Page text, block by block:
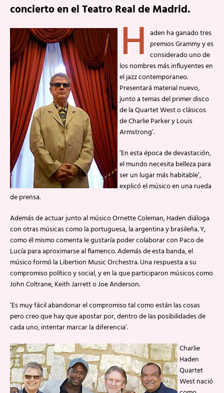
concierto en el Teatro Real de Madrid.
H aden ha ganado tres
premios Grammy y es
considerado uno de
los nombres más influyentes en
el jazz contemporaneo.
Presentará material nuevo,
junto a temas del primer disco
de la Quartet West o clásicos
de Charlie Parker y Louis
Armstrong’.
‘En esta época de devastación,
el mundo necesita belleza para
ser un lugar más habitable’,
explicó el músico en una rueda
de prensa.
Además de actuar junto al músico Ornette Coleman, Haden diáloga
con otras músicas como la portuguesa, la argentina y brasileña. Y,
como él mismo comenta le gustaría poder colaborar con Paco de
Lucía para aproximarse al flamenco. Además de esta banda, el
músico formó la Libertion Music Orchestra. Una respuesta a su
compromiso político y social, y en la que participaron músicos como
John Coltrane, Keith Jarrett o Joe Anderson.
‘Es muy fácil abandonar el compromiso tal como están las cosas
pero creo que hay que apostar por, dentro de las posibilidades de
cada uno, intentar marcar la diferencia’.
Charlie
Haden
Quartet
West nació